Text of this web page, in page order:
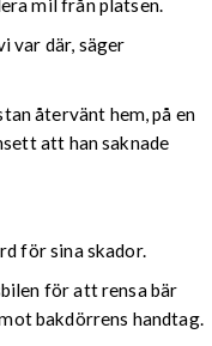
mil från platsen.
var där, säger
återvänt hem, på en
att han saknade
för sina skador.
för att rensa bär
bakdörrens handtag.